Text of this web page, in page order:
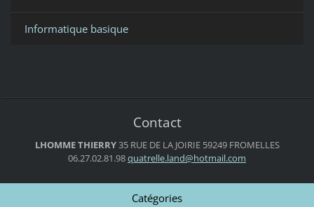
Informatique basique
Contact
LHOMME THIERRY35 RUE DE LA JOIRIE59249 FROMELLES
06.27.02.81.98quatrelle.land@hotmail.com
Catégories